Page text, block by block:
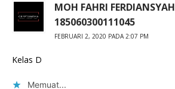
MOH FAHRI FERDIANSYAH
185060300111045
FEBRUARI 2, 2020 PADA 2:07 PM
Kelas D
Memuat...